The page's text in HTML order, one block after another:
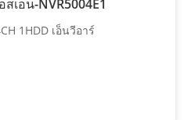
สเอ็น-NVR5004E1
1HDD เอ็นวีอาร์